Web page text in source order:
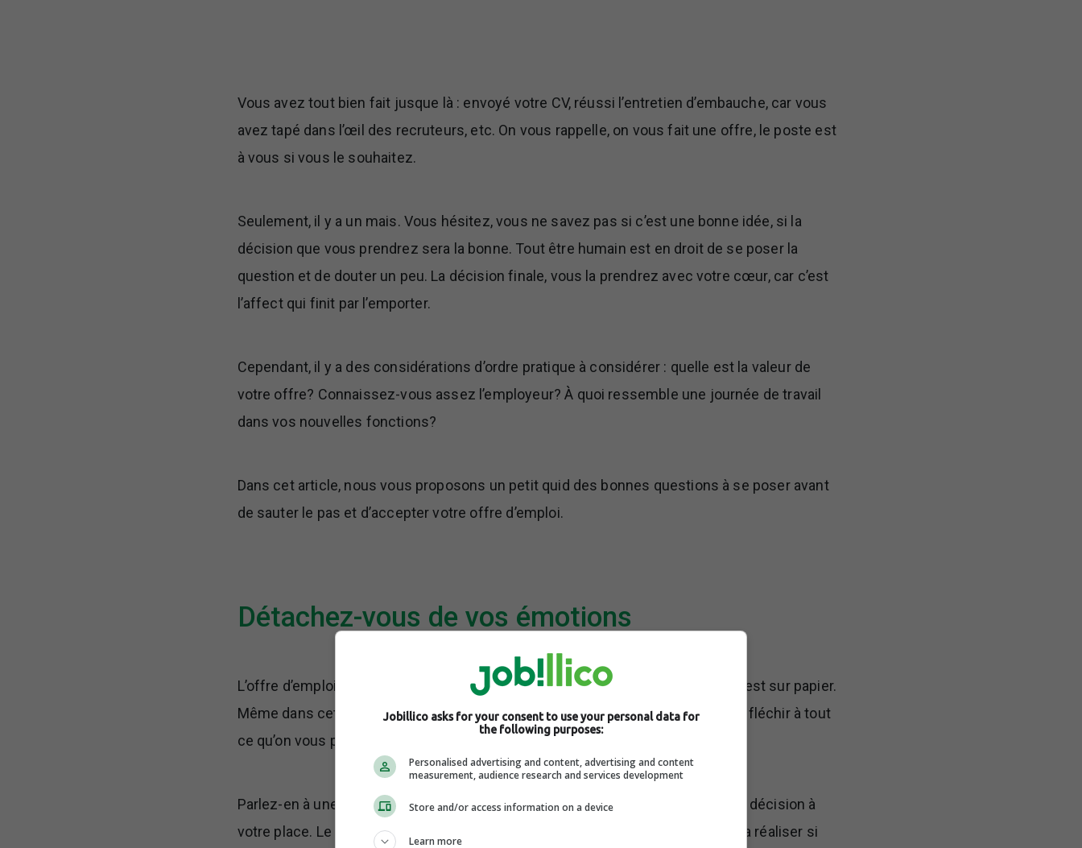
Vous avez tout bien fait jusque là : envoyé votre CV, réussi l’entretien d’embauche, car vous
avez tapé dans l’œil des recruteurs, etc. On vous rappelle, on vous fait une offre, le poste est
à vous si vous le souhaitez.
Seulement, il y a un mais. Vous hésitez, vous ne savez pas si c’est une bonne idée, si la
décision que vous prendrez sera la bonne. Tout être humain est en droit de se poser la
question et de douter un peu. La décision finale, vous la prendrez avec votre cœur, car c’est
l’affect qui finit par l’emporter.
Cependant, il y a des considérations d’ordre pratique à considérer : quelle est la valeur de
votre offre? Connaissez-vous assez l’employeur? À quoi ressemble une journée de travail
dans vos nouvelles fonctions?
Dans cet article, nous vous proposons un petit quid des bonnes questions à se poser avant
de sauter le pas et d’accepter votre offre d’emploi.
Détachez-vous de vos émotions
L’offre d’emploi vous plaît, les tâches liées au poste sont intéressantes, tout y est sur papier.
Même dans cette situation, prenez le temps de respirer profondément et de réfléchir à tout
ce qu’on vous propose à tête reposée.
Parlez-en à une personne de votre entourage, même si celle-ci ne prend pas la décision à
votre place. Le fait de vous entendre raconter les avantages du poste vous fera réaliser si
Jobillico asks for your consent to use your personal data for
the following purposes:
Personalised advertising and content, advertising and content
measurement, audience research and services development
Store and/or access information on a device
Learn more